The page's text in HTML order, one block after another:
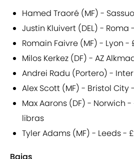
Hamed Traoré (MF) -
Justin Kluivert (DEL) -
Romain Faivre (MF) - Lyon -
Milos Kerkez (DF) - AZ
Andrei Radu (Portero) -
Alex Scott (MF) - Bristol City
Max Aarons (DF) - Norwich
libras
Tyler Adams (MF) - Leeds -